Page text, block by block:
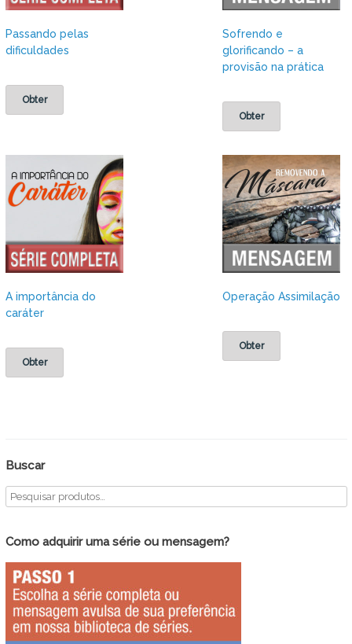
Passando pelas
dificuldades
Obter
Sofrendo e
glorificando – a
provisão na prática
Obter
A importância do
caráter
Obter
Operação Assimilação
Obter
Buscar
Como adquirir uma série ou mensagem?